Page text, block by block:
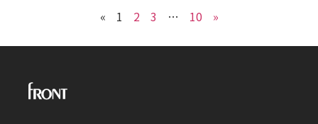
« 1 2 3 … 10 »